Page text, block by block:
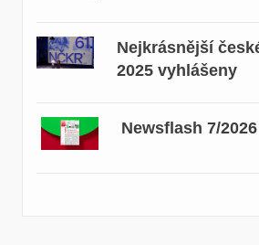
Nejkrásnější
2025 vyhlášeny
Newsflash 7/2026